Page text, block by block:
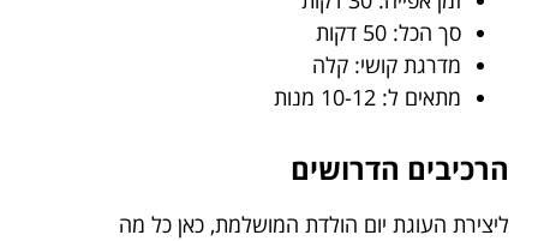
סך הכל: 50 דקות
מדרגת קושי: קלה
מתאים ל: 10-12 מנות
הרכיבים הדרושים
ליצירת העוגת יום הולדת המושלמת, כאן כל מה